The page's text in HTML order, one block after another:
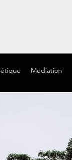
Mediation